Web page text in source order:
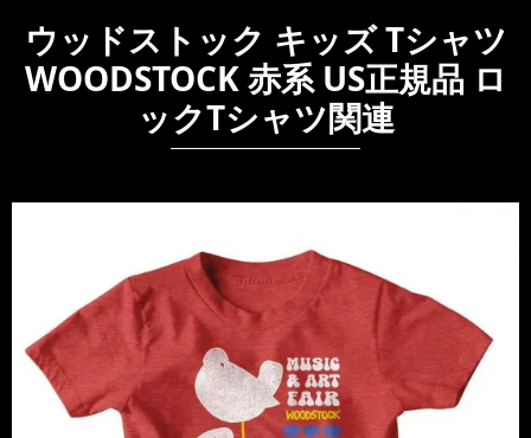
ウッドストック キッズ Tシャツ
WOODSTOCK 赤系 US正規品 ロ
ックTシャツ関連